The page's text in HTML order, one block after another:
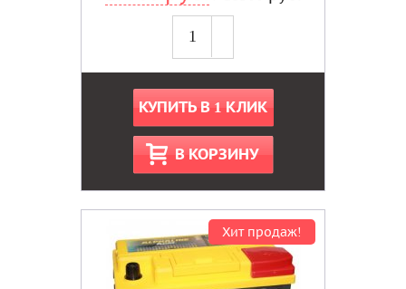
КУПИТЬ В 1 КЛИК
В КОРЗИНУ
Хит продаж!